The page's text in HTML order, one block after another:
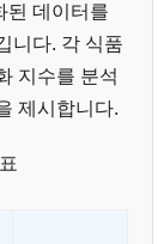
된 데이터를
니다. 각 식품
지수를 분석
제시합니다.